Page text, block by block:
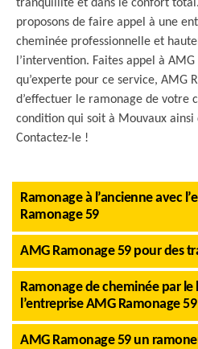
tranquillité et dans le confort
proposons de faire appel à une
cheminée professionnelle et
l’intervention. Faites appel à
qu’experte pour ce service, AMG
d’effectuer le ramonage de votre
condition qui soit à Mouvaux ainsi
Contactez-le !
Ramonage à l’ancienne avec
Ramonage 59
AMG Ramonage 59 pour des
Ramonage de cheminée par le
l’entreprise AMG Ramonage 59
AMG Ramonage 59 un